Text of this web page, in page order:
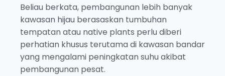
Beliau berkata, pembangunan lebih banyak
kawasan hijau berasaskan tumbuhan
tempatan atau native plants perlu diberi
perhatian khusus terutama di kawasan bandar
yang mengalami peningkatan suhu akibat
pembangunan pesat.